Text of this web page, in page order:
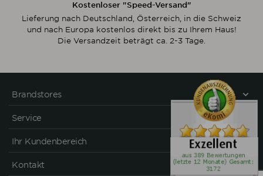
Kostenloser "Speed-Versand"
Lieferung nach Deutschland, Österreich, in die Schweiz
und nach Europa kostenlos direkt bis zu Ihrem Haus!
Die Versandzeit beträgt ca. 2-3 Tage.
Brandstores
Service
Ihr Kundenbereich
Kontakt